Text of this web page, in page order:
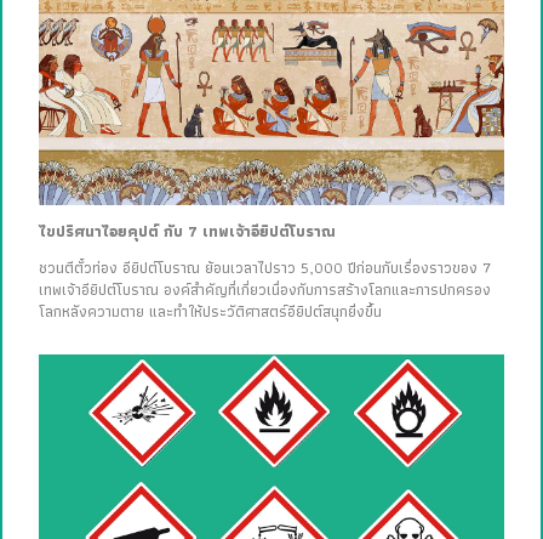
ไขปริศนาไอยคุปต์ กับ 7 เทพเจ้าอียิปต์โบราณ
ชวนตีตั๋วท่อง อียิปต์โบราณ ย้อนเวลาไปราว 5,000 ปีก่อนกับเรื่องราวของ 7
เทพเจ้าอียิปต์โบราณ องค์สำคัญที่เกี่ยวเนื่องกับการสร้างโลกและการปกครอง
โลกหลังความตาย และทำให้ประวัติศาสตร์อียิปต์สนุกยิ่งขึ้น